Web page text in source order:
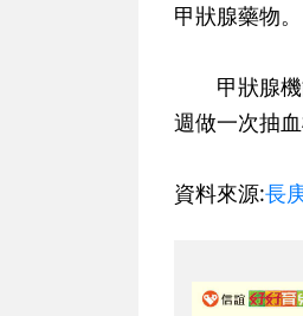
甲狀腺藥物。
甲狀腺機
週做一次抽血
資料來源:長